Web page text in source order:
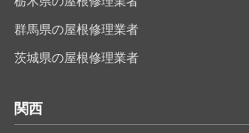
群馬県の屋根修理業者
茨城県の屋根修理業者
関西